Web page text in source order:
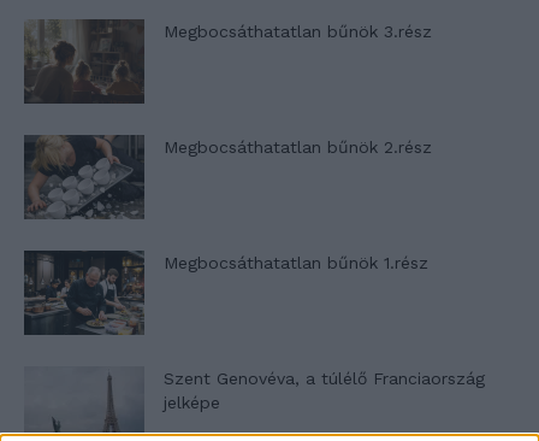
Megbocsáthatatlan bűnök 3.rész
Megbocsáthatatlan bűnök 2.rész
Megbocsáthatatlan bűnök 1.rész
Szent Genovéva, a túlélő Franciaország
jelképe